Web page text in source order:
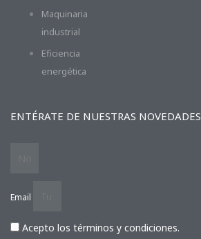
Maquinaria
industrial
Eficiencia
energética
ENTÉRATE DE NUESTRAS NOVEDADES
Email
Acepto los términos y condiciones.